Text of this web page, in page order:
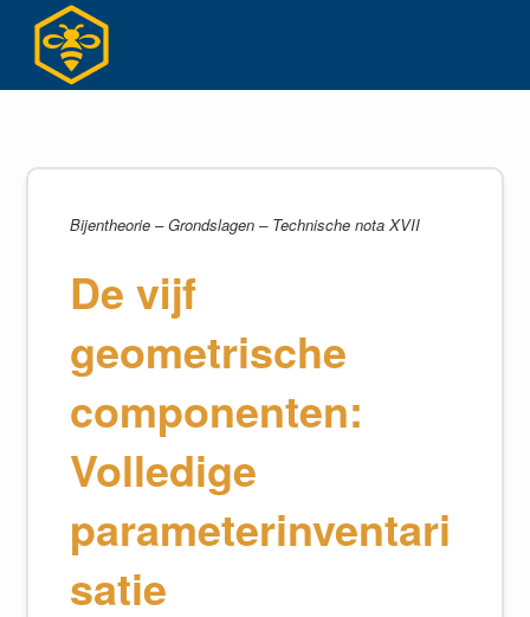
inhoud
Bijentheorie – Grondslagen – Technische nota XVII
De vijf
geometrische
componenten:
Volledige
parameterinventari
satie